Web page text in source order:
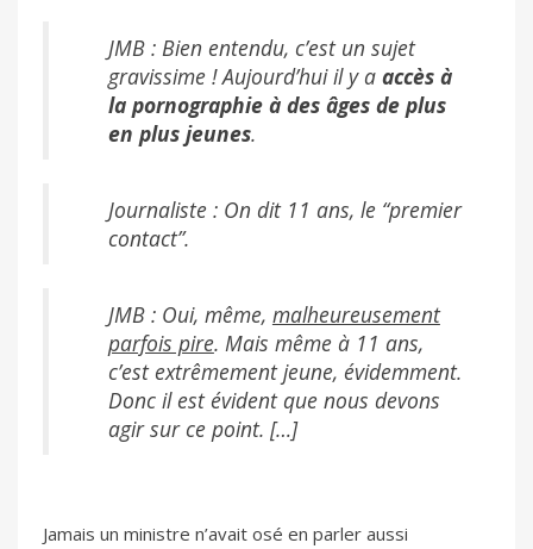
JMB : Bien entendu, c’est un sujet
gravissime ! Aujourd’hui il y a accès à
la pornographie à des âges de plus
en plus jeunes.
Journaliste : On dit 11 ans, le “premier
contact”.
JMB : Oui, même, malheureusement
parfois pire. Mais même à 11 ans,
c’est extrêmement jeune, évidemment.
Donc il est évident que nous devons
agir sur ce point. […]
Jamais un ministre n’avait osé en parler aussi